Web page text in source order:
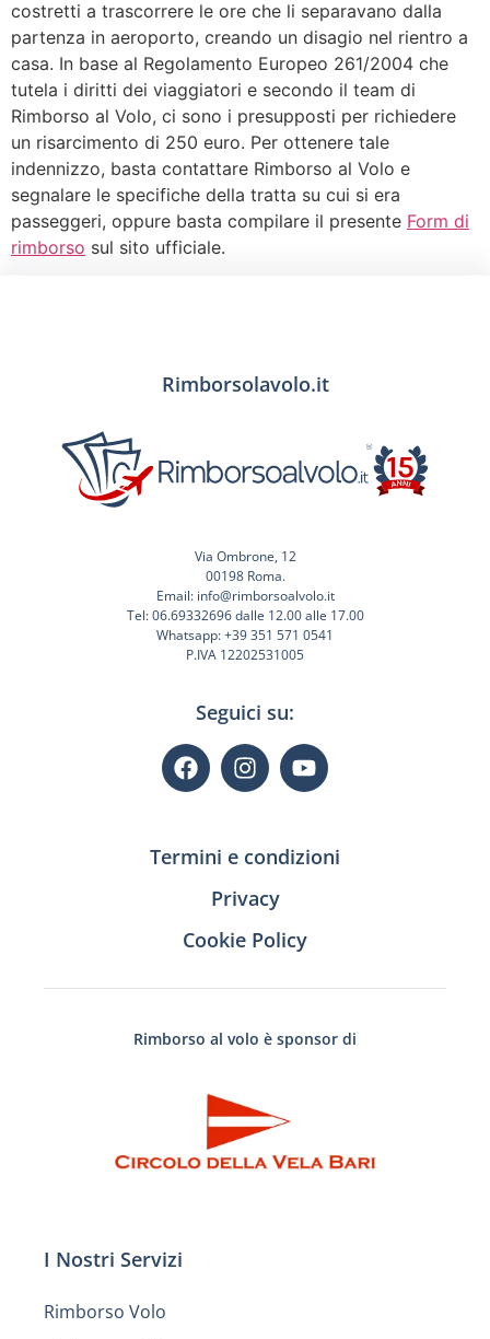
costretti a trascorrere le ore che li separavano dalla
partenza in aeroporto, creando un disagio nel rientro a
casa. In base al Regolamento Europeo 261/2004 che
tutela i diritti dei viaggiatori e secondo il team di
Rimborso al Volo, ci sono i presupposti per richiedere
un risarcimento di 250 euro. Per ottenere tale
indennizzo, basta contattare Rimborso al Volo e
segnalare le specifiche della tratta su cui si era
passeggeri, oppure basta compilare il presente Form di
rimborso sul sito ufficiale.
Rimborsolavolo.it
Via Ombrone, 12
00198 Roma.
Email: info@rimborsoalvolo.it
Tel: 06.69332696 dalle 12.00 alle 17.00
Whatsapp: +39 351 571 0541
P.IVA 12202531005
Seguici su:
Termini e condizioni
Privacy
Cookie Policy
Rimborso al volo è sponsor di
I Nostri Servizi
Rimborso Volo